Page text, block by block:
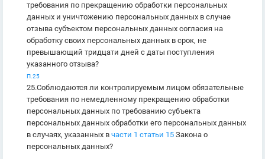
требования по прекращению обработки персональных
данных и уничтожению персональных данных в случае
отзыва субъектом персональных данных согласия на
обработку своих персональных данных в срок, не
превышающий тридцати дней с даты поступления
указанного отзыва?
П.25
25.Соблюдаются ли контролируемым лицом обязательные
требования по немедленному прекращению обработки
персональных данных по требованию субъекта
персональных данных обработки его персональных данных
в случаях, указанных в части 1 статьи 15 Закона о
персональных данных?